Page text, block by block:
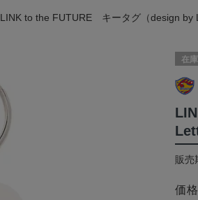
LINK to the FUTURE キータグ（design by
在
販売
価格